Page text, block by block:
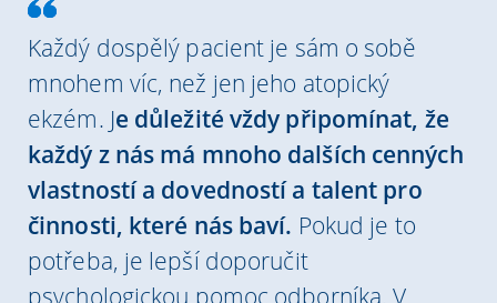
Každý dospělý pacient je sám o sobě
mnohem víc, než jen jeho atopický
ekzém. Je důležité vždy připomínat, že
každý z nás má mnoho dalších cenných
vlastností a dovedností a talent pro
činnosti, které nás baví. Pokud je to
potřeba, je lepší doporučit
psychologickou pomoc odborníka. V